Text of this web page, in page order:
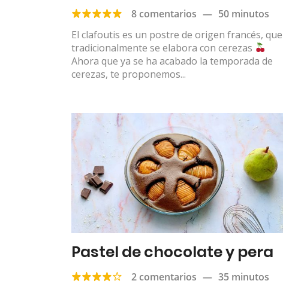
8 comentarios — 50 minutos
El clafoutis es un postre de origen francés, que
tradicionalmente se elabora con cerezas
Ahora que ya se ha acabado la temporada de
cerezas, te proponemos...
Pastel de chocolate y pera
2 comentarios — 35 minutos